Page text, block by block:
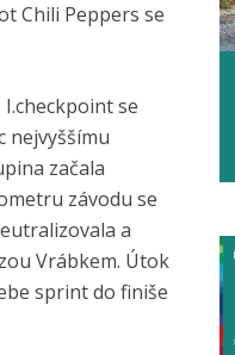
Chili Peppers se
se
nejvyššímu
začala
závodu se
a
Vrábkem. Útok
sprint do finiše